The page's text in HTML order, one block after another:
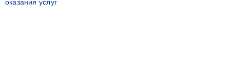
оказания услуг